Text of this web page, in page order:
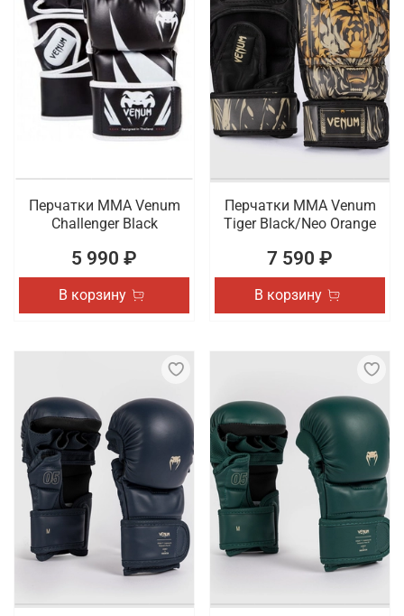
Перчатки ММА Venum
Challenger Black
5 990 ₽
В корзину
Перчатки ММА Venum
Tiger Black/Neo Orange
7 590 ₽
В корзину